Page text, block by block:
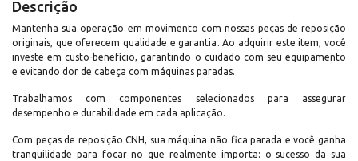
Descrição
Mantenha sua operação em movimento com nossas peças de reposição
originais, que oferecem qualidade e garantia. Ao adquirir este item, você
investe em custo-benefício, garantindo o cuidado com seu equipamento
e evitando dor de cabeça com máquinas paradas.
Trabalhamos com componentes selecionados para assegurar
desempenho e durabilidade em cada aplicação.
Com peças de reposição CNH, sua máquina não fica parada e você ganha
tranquilidade para focar no que realmente importa: o sucesso da sua